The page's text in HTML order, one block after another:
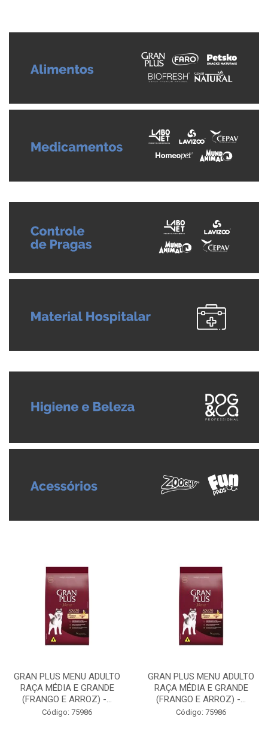
GRAN PLUS MENU ADULTO
RAÇA MÉDIA E GRANDE
(FRANGO E ARROZ) -...
Código: 75986
GRAN PLUS MENU ADULTO
RAÇA MÉDIA E GRANDE
(FRANGO E ARROZ) -...
Código: 75986